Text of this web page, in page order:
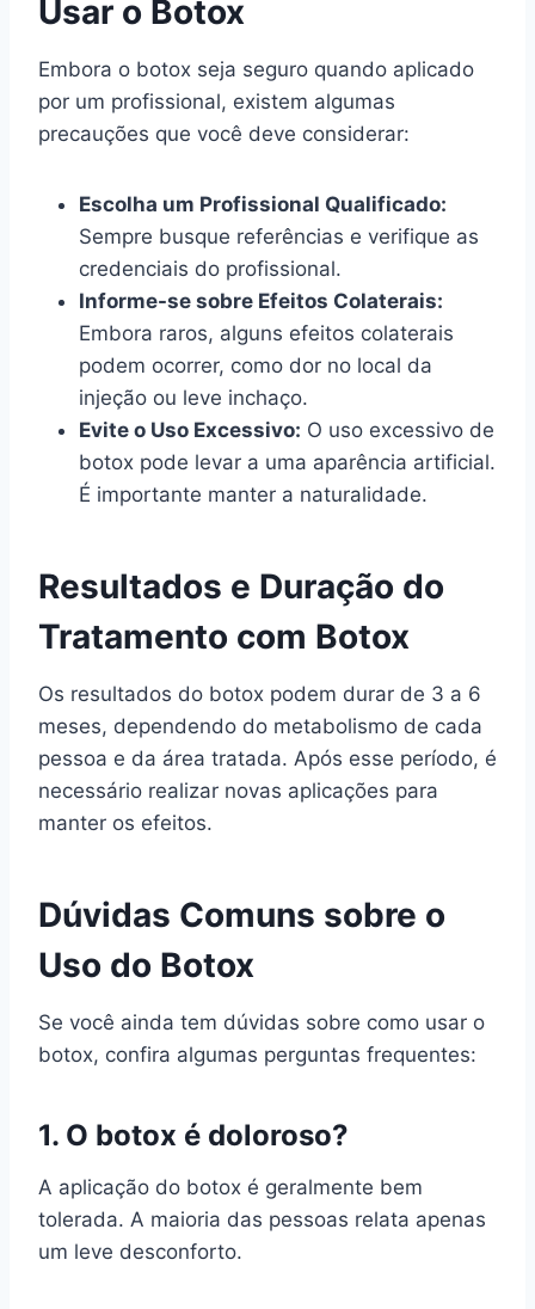
Usar o Botox
Embora o botox seja seguro quando aplicado
por um profissional, existem algumas
precauções que você deve considerar:
Escolha um Profissional Qualificado:
Sempre busque referências e verifique as
credenciais do profissional.
Informe-se sobre Efeitos Colaterais:
Embora raros, alguns efeitos colaterais
podem ocorrer, como dor no local da
injeção ou leve inchaço.
Evite o Uso Excessivo: O uso excessivo de
botox pode levar a uma aparência artificial.
É importante manter a naturalidade.
Resultados e Duração do
Tratamento com Botox
Os resultados do botox podem durar de 3 a 6
meses, dependendo do metabolismo de cada
pessoa e da área tratada. Após esse período, é
necessário realizar novas aplicações para
manter os efeitos.
Dúvidas Comuns sobre o
Uso do Botox
Se você ainda tem dúvidas sobre como usar o
botox, confira algumas perguntas frequentes:
1. O botox é doloroso?
A aplicação do botox é geralmente bem
tolerada. A maioria das pessoas relata apenas
um leve desconforto.